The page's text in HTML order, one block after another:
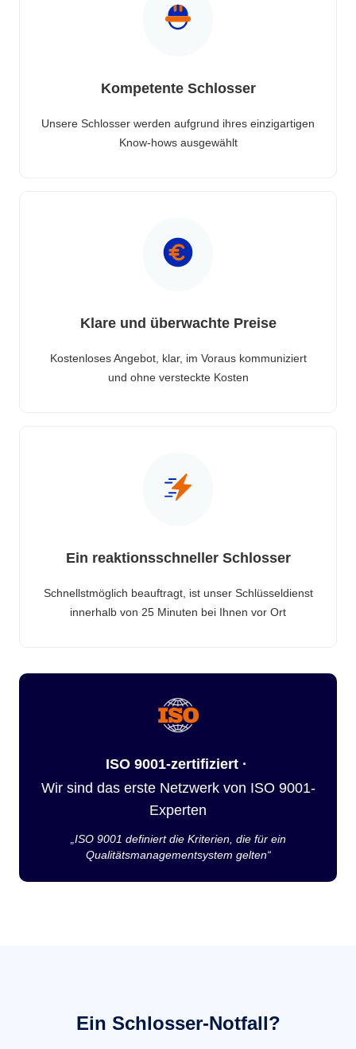
Kompetente Schlosser
Unsere Schlosser werden aufgrund ihres einzigartigen
Know-hows ausgewählt
Klare und überwachte Preise
Kostenloses Angebot, klar, im Voraus kommuniziert
und ohne versteckte Kosten
Ein reaktionsschneller Schlosser
Schnellstmöglich beauftragt, ist unser Schlüsseldienst
innerhalb von 25 Minuten bei Ihnen vor Ort
ISO 9001-zertifiziert ·
Wir sind das erste Netzwerk von ISO 9001-
Experten
„ISO 9001 definiert die Kriterien, die für ein
Qualitätsmanagementsystem gelten“
Ein Schlosser-Notfall?